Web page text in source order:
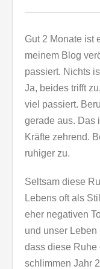
Gut 2 Monate ist
meinem Blog
passiert. Nichts
Ja, beides trifft
viel passiert.
gerade aus. Das
Kräfte zehrend.
ruhiger zu.
Seltsam diese
Lebens oft als
eher negativen
und unser
dass diese Ruhe
schlimmen Jahr